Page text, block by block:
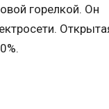
горелкой. Он